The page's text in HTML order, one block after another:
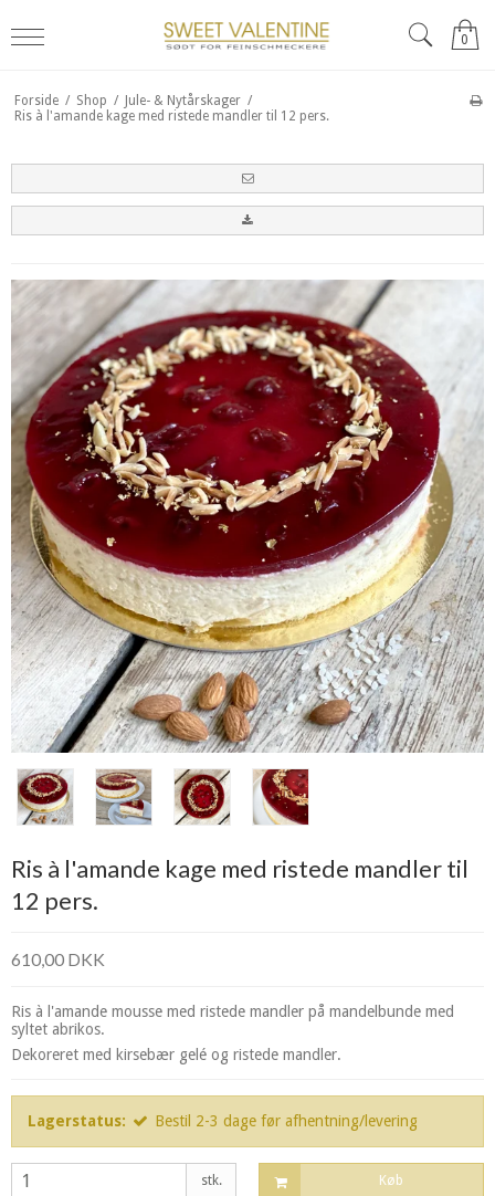
0
Forside / Shop / Jule- & Nytårskager /
Ris à l'amande kage med ristede mandler til 12 pers.
Ris à l'amande kage med ristede mandler til
12 pers.
610,00 DKK
Ris à l'amande mousse med ristede mandler på mandelbunde med
syltet abrikos.
Dekoreret med kirsebær gelé og ristede mandler.
Lagerstatus: Bestil 2-3 dage før afhentning/levering
stk. Køb